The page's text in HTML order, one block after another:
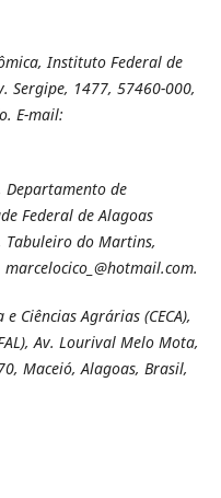
Instituto Federal de
Sergipe, 1477, 57460-000,
E-mail:
de
Federal de Alagoas
Tabuleiro do Martins,
Ciências Agrárias (CECA),
Av. Lourival Melo Mota,
Maceió, Alagoas, Brasil,